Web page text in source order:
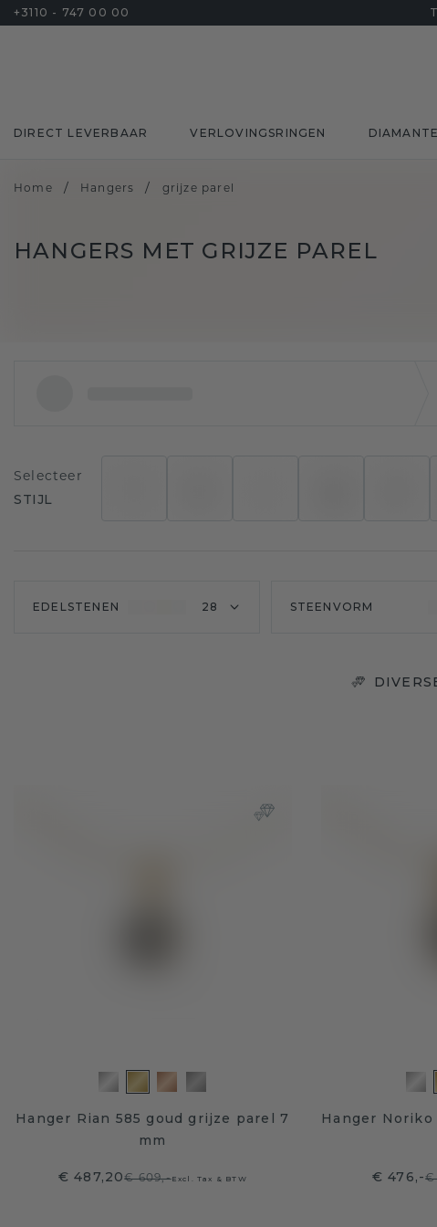
+3110 - 747 00 00
DIRECT LEVERBAAR VERLOVINGSRINGEN
Home / Hangers / grijze parel
HANGERS MET GRIJZE PAREL
Selecteer
STIJL
EDELSTENEN 28 STEENVORM
Hanger Rian 585 goud grijze parel 7
mm
€ 487,20€ 609,-Excl. Tax & BTW
Hanger
€ 476,-€